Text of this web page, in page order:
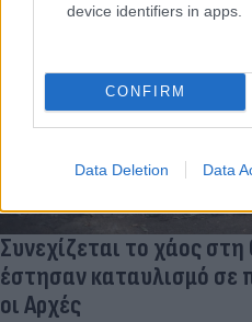
device identifiers in apps.
CONFIRM
Data Deletion Data
Συνεχίζεται το χάος
έστησαν καταυλισμό σε
οι Αρχές